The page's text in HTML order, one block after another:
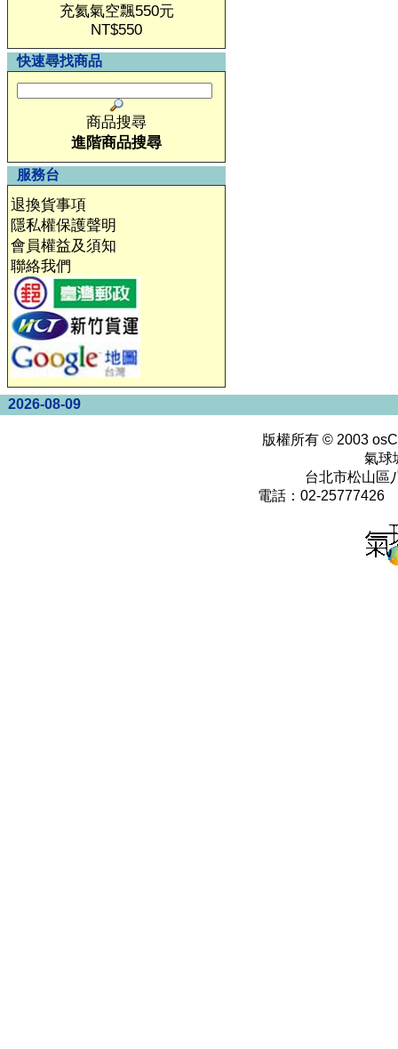
充氦氣空飄550元
NT$550
快速尋找商品
商品搜尋
進階商品搜尋
服務台
退換貨事項
隱私權保護聲明
會員權益及須知
聯絡我們
2026-08-09
版權所有 © 2003
氣球
台北市松山區
電話：02-25777426